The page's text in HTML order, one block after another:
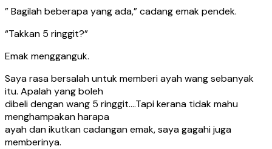
” Bagilah beberapa yang ada,” cadang emak pendek.
“Takkan 5 ringgit?”
Emak mengganguk.
Saya rasa bersalah untuk memberi ayah wang sebanyak
itu. Apalah yang boleh
dibeli dengan wang 5 ringgit….Tapi kerana tidak mahu
menghampakan harapa
ayah dan ikutkan cadangan emak, saya gagahi juga
memberinya.